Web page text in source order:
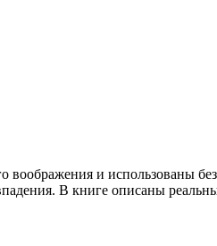
воображения и использованы
В книге описаны